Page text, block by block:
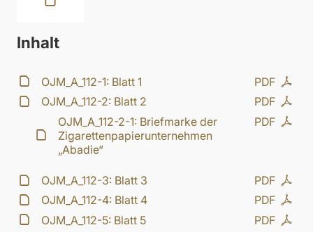
Inhalt
PDF
OJM_A_112-1: Blatt 1
PDF
OJM_A_112-2: Blatt 2
PDF
OJM_A_112-2-1: Briefmarke der
Zigarettenpapierunternehmen
„Abadie“
PDF
OJM_A_112-3: Blatt 3
PDF
OJM_A_112-4: Blatt 4
PDF
OJM_A_112-5: Blatt 5